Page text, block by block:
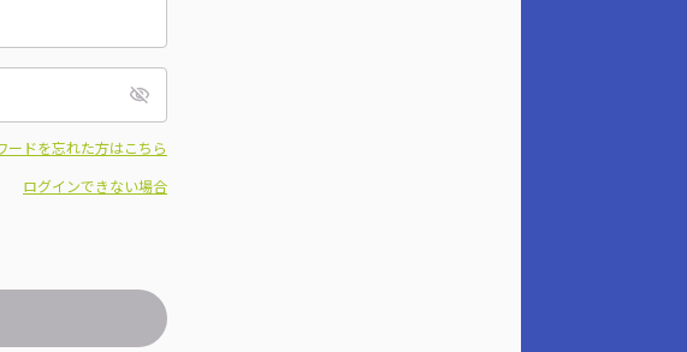
ードを忘れた方はこちら
ログインできない場合